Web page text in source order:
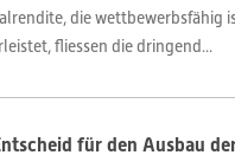
die wettbewerbsfähig
fliessen die dringend...
für den Ausbau